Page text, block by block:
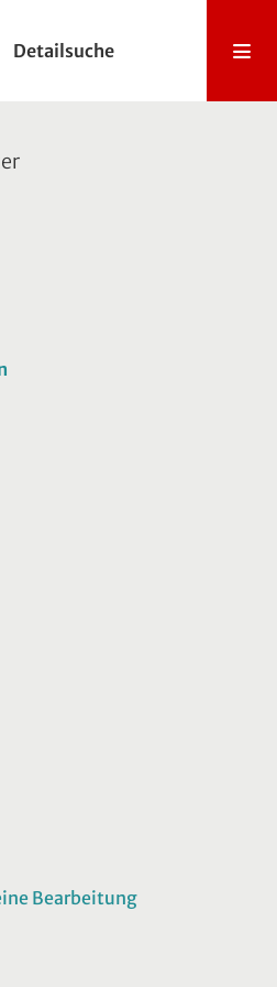
Detailsuche
Bearbeitung